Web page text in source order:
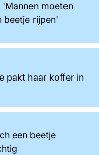
'Mannen moeten
beetje rijpen'
pakt haar koffer in
een beetje